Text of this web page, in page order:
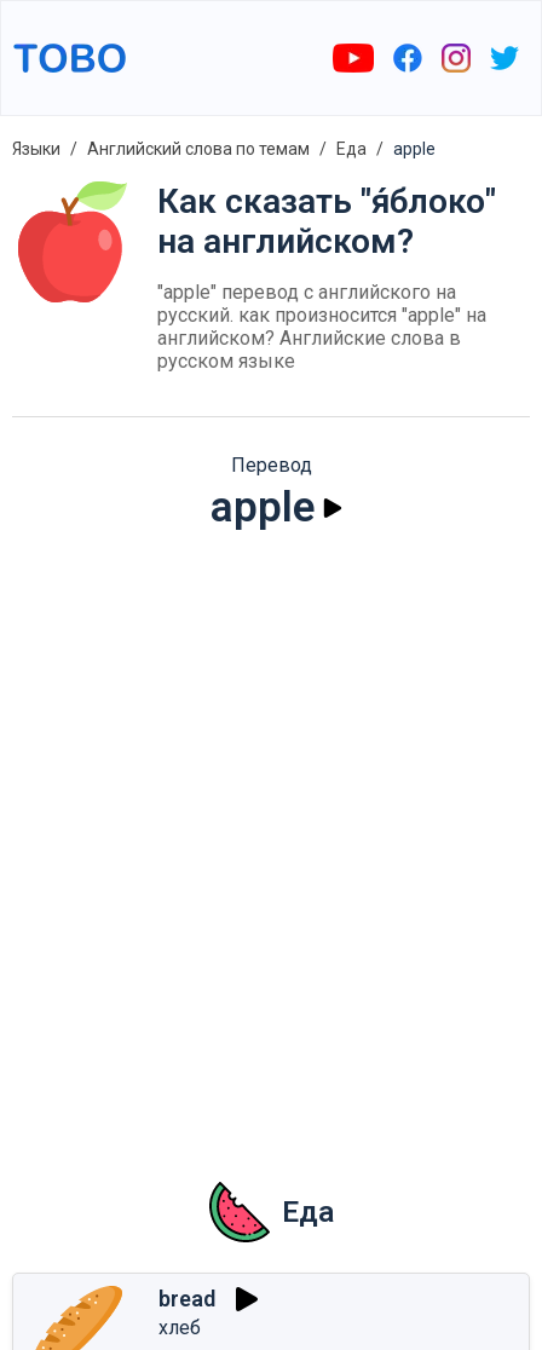
Языки Английский слова по темам Еда apple
Как сказать "я́блоко"
на английском?
"apple" перевод с английского на
русский. как произносится "apple" на
английском? Английские слова в
русском языке
Перевод
apple
Еда
bread
хлеб